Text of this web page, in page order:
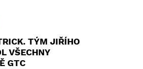
TÝM JIŘÍHO
VŠECHNY
GTC